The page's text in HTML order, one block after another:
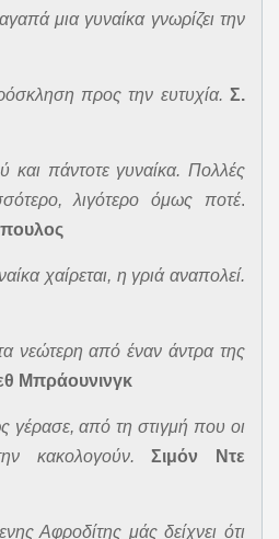
μια γυναίκα γνωρίζει την
προς την ευτυχία.Σ.
και πάντοτε γυναίκα. Πολλές
λιγότερο όμως ποτέ.
χαίρεται, η γριά αναπολεί.
νεώτερη από έναν άντρα της
Μπράουνινγκ
γέρασε, από τη στιγμή που οι
κακολογούν.
Σιμόν Ντε
Αφροδίτης μάς δείχνει ότι